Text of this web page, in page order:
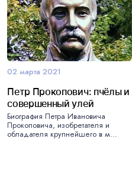
02 марта 2021
Петр Прокопович: пчёлы и
совершенный улей
Биография Петра Ивановича
Прокоповича, изобретателя и
обладателя крупнейшего в м...